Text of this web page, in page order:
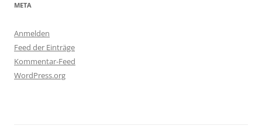
META
Anmelden
Feed der Einträge
Kommentar-Feed
WordPress.org